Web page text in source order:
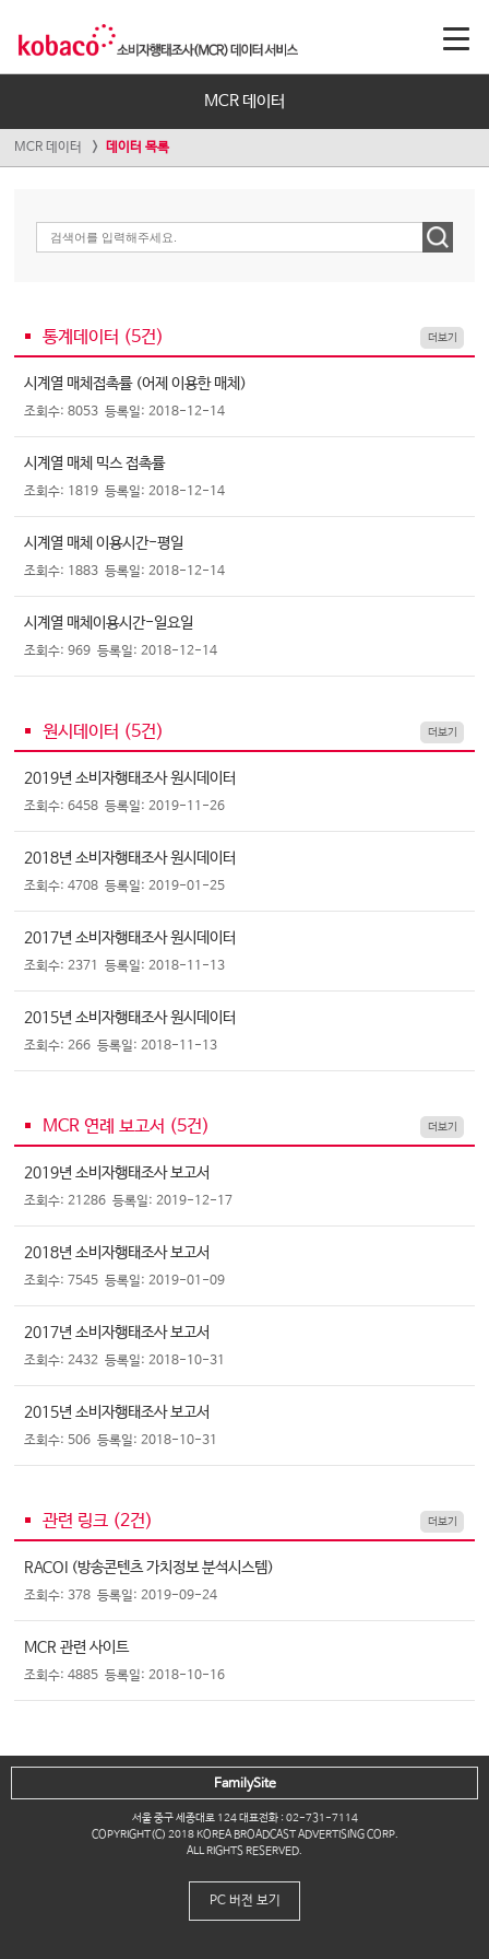
MCR 데이터
MCR 데이터 데이터 목록
통계데이터 (5건) 더보기
시계열 매체접촉률 (어제 이용한 매체)
조회수: 8053 등록일: 2018-12-14
시계열 매체 믹스 접촉률
조회수: 1819 등록일: 2018-12-14
시계열 매체 이용시간-평일
조회수: 1883 등록일: 2018-12-14
시계열 매체이용시간-일요일
조회수: 969 등록일: 2018-12-14
원시데이터 (5건) 더보기
2019년 소비자행태조사 원시데이터
조회수: 6458 등록일: 2019-11-26
2018년 소비자행태조사 원시데이터
조회수: 4708 등록일: 2019-01-25
2017년 소비자행태조사 원시데이터
조회수: 2371 등록일: 2018-11-13
2015년 소비자행태조사 원시데이터
조회수: 266 등록일: 2018-11-13
MCR 연례 보고서 (5건) 더보기
2019년 소비자행태조사 보고서
조회수: 21286 등록일: 2019-12-17
2018년 소비자행태조사 보고서
조회수: 7545 등록일: 2019-01-09
2017년 소비자행태조사 보고서
조회수: 2432 등록일: 2018-10-31
2015년 소비자행태조사 보고서
조회수: 506 등록일: 2018-10-31
관련 링크 (2건) 더보기
RACOI (방송콘텐츠 가치정보 분석시스템)
조회수: 378 등록일: 2019-09-24
MCR 관련 사이트
조회수: 4885 등록일: 2018-10-16
서울 중구 세종대로 124 대표전화 : 02-731-7114
COPYRIGHT(C) 2018 KOREA BROADCAST ADVERTISING CORP.
ALL RIGHTS RESERVED.
FamilySite
PC 버전 보기